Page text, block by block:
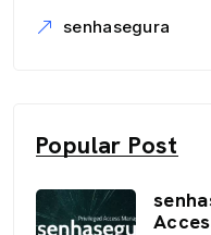
senhasegura
Popular Post